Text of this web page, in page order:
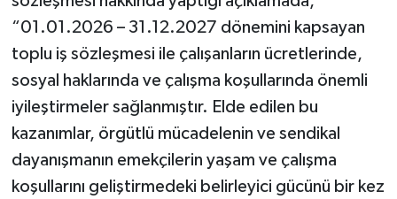
“01.01.2026 – 31.12.2027 dönemini kapsayan
toplu iş sözleşmesi ile çalışanların ücretlerinde,
sosyal haklarında ve çalışma koşullarında önemli
iyileştirmeler sağlanmıştır. Elde edilen bu
kazanımlar, örgütlü mücadelenin ve sendikal
dayanışmanın emekçilerin yaşam ve çalışma
koşullarını geliştirmedeki belirleyici gücünü bir kez